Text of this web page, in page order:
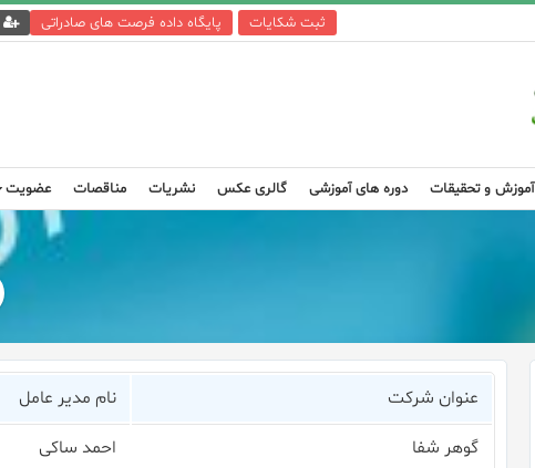
پایگاه داده فرصت های صادراتی ثبت شکایات
آموزش و تحقیقات دوره های آموزشی گالری عکس نشریات مناقصات عضویت
عنوان شرکت نام مدیر عامل
گوهر شفا احمد ساکی